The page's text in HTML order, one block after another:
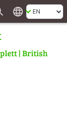
language
| British